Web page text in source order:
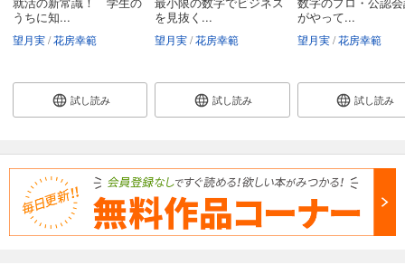
うちに知...
望月実 花房幸範
試し読み
を見抜く...
望月実 花房幸範
試し読み
がやって...
望月実 花房幸範
試し読み